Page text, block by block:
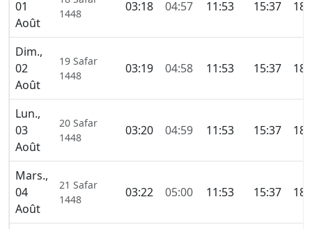
01
Août
1448
03:18 04:57 11:53 15:37
Dim.,
02
Août
19 Safar
1448
03:19 04:58 11:53 15:37
Lun.,
03
Août
20 Safar
1448
03:20 04:59 11:53 15:37
Mars.,
04
Août
21 Safar
1448
03:22 05:00 11:53 15:37